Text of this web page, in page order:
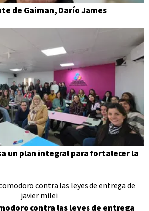
de Gaiman, Darío James
un plan integral para fortalecer la
contra las leyes de entrega